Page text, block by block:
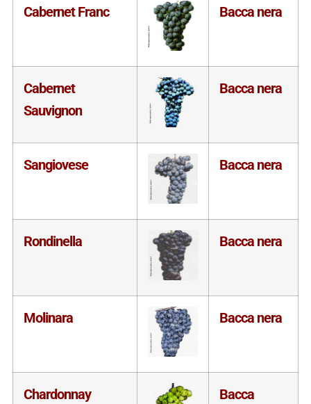
Cabernet Franc Bacca nera
Cabernet
Sauvignon
Bacca nera
Sangiovese Bacca nera
Rondinella Bacca nera
Molinara Bacca nera
Chardonnay
Bacca